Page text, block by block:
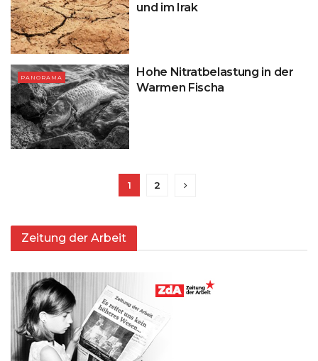
und im Irak
PANORAMA
Hohe Nitratbelastung in der
Warmen Fischa
1 2
Zeitung der Arbeit